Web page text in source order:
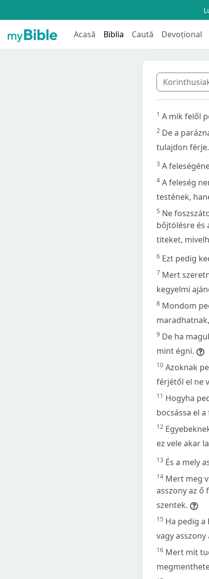
Acasă Biblia Caută Devoțional
1 A mik felől
2 De a
tulajdon férje.
3 A
4 A feleség
testének,
5 Ne
bőjtölésre és
titeket,
6 Ezt pedig
7 Mert
kegyelmi
8 Mondom
9 De ha
mint égni.
10 Azoknak
férjétől el ne
11 Hogyha
bocsássa el
12
ez vele akar
13 És a mely
14 Mert meg
asszony az
szentek.
15 Ha pedig
vagy
16 Mert mit